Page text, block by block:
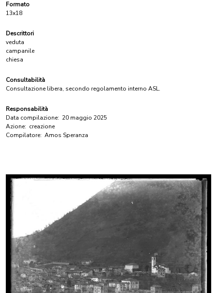
Formato
13x18
Descrittori
veduta
campanile
chiesa
Consultabilità
Consultazione libera, secondo regolamento interno ASL.
Responsabilità
Data compilazione: 20 maggio 2025
Azione: creazione
Compilatore: Amos Speranza